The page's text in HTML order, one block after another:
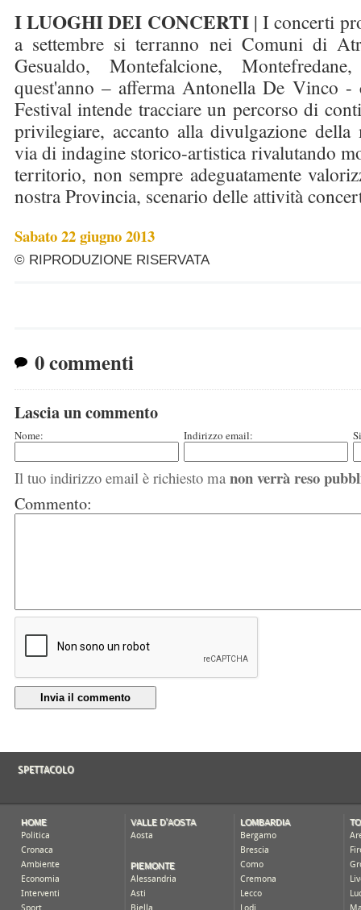
I LUOGHI DEI CONCERTI| I concerti
a settembre si terranno nei Comuni di
Gesualdo, Montefalcione,
quest'anno – afferma Antonella De Vinco
Festival intende tracciare un percorso di
privilegiare, accanto alla divulgazione
via di indagine storico-artistica rivalutando
territorio, non sempre adeguatamente
nostra Provincia, scenario delle attività
Sabato 22 giugno 2013
© RIPRODUZIONE RISERVATA
0 commenti
Lascia un commento
Nome: Indirizzo email:
Il tuo indirizzo email è richiesto ma non verrà reso
Commento:
Invia il commento